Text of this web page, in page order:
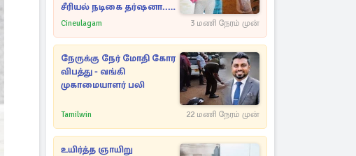
சீரியல் நடிகை தர்ஷனா...
அவரே வெளியிட்ட
Cineulagam 3 மணி நேரம் முன்
நேருக்கு நேர் மோதி கோர
விபத்து - வங்கி
முகாமையாளர் பலி
Tamilwin 22 மணி நேரம் முன்
உயிர்த்த ஞாயிறு